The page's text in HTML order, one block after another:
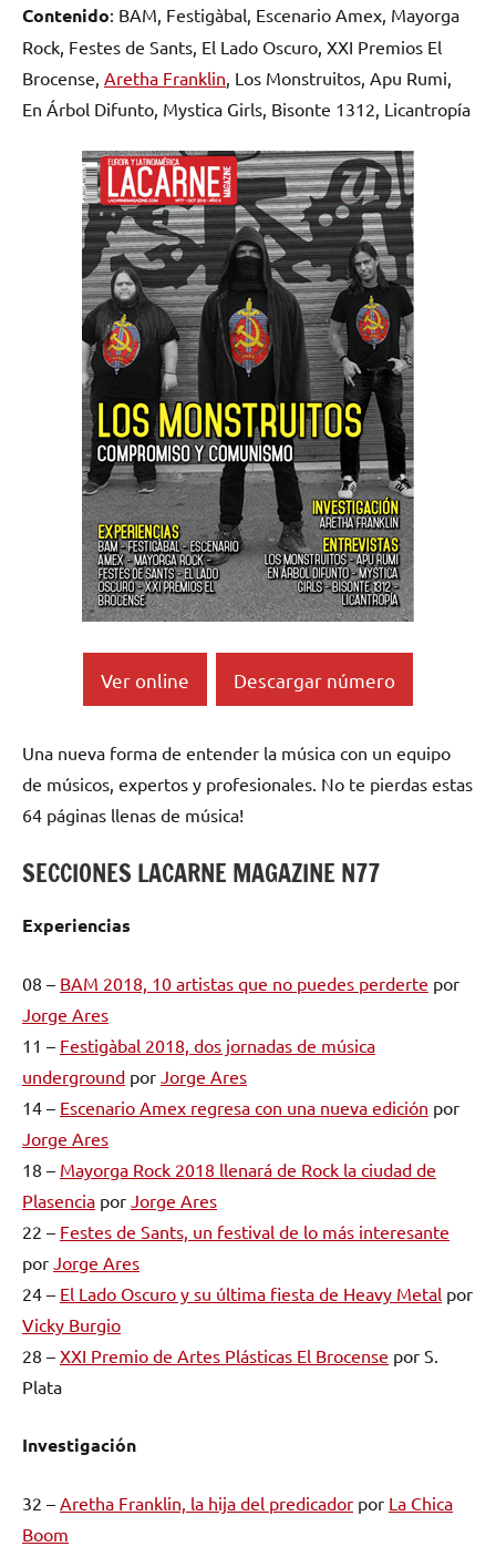
Contenido: BAM, Festigàbal, Escenario Amex, Mayorga
Rock, Festes de Sants, El Lado Oscuro, XXI Premios El
Brocense, Aretha Franklin , Los Monstruitos, Apu Rumi,
En Árbol Difunto, Mystica Girls, Bisonte 1312, Licantropía
Ver online Descargar número
Una nueva forma de entender la música con un equipo
de músicos, expertos y profesionales. No te pierdas estas
64 páginas llenas de música!
SECCIONES LACARNE MAGAZINE N77
Experiencias
08 – BAM 2018, 10 artistas que no puedes perderte por
Jorge Ares
11 – Festigàbal 2018, dos jornadas de música
underground por Jorge Ares
14 – Escenario Amex regresa con una nueva edición por
Jorge Ares
18 – Mayorga Rock 2018 llenará de Rock la ciudad de
Plasencia por Jorge Ares
22 – Festes de Sants, un festival de lo más interesante
por Jorge Ares
24 – El Lado Oscuro y su última fiesta de Heavy Metal por
Vicky Burgio
28 – XXI Premio de Artes Plásticas El Brocense por S.
Plata
Investigación
32 – Aretha Franklin, la hija del predicador por La Chica
Boom